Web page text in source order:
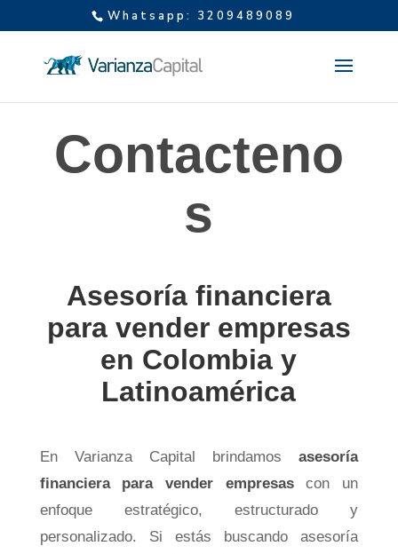
Whatsapp: 3209489089
Contacteno
s
Asesoría financiera
para vender empresas
en Colombia y
Latinoamérica
En Varianza Capital brindamos asesoría
financiera para vender empresascon un
enfoque estratégico, estructurado y
personalizado. Si estás buscando asesoría